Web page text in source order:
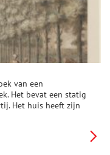
van een
Het bevat een statig
Het huis heeft zijn